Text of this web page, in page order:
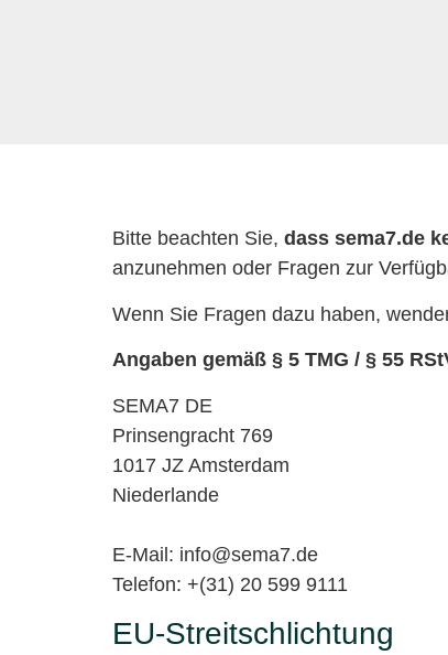
Bitte beachten Sie, dass sema7.de
anzunehmen oder Fragen zur
Wenn Sie Fragen dazu haben,
Angaben gemäß § 5 TMG / § 55
SEMA7 DE
Prinsengracht 769
1017 JZ Amsterdam
Niederlande
E-Mail: info@sema7.de
Telefon: +(31) 20 599 9111
EU-Streitschlichtung